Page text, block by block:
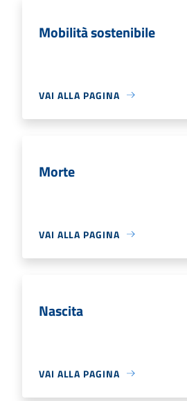
Mobilità sostenibile
VAI ALLA PAGINA
Morte
VAI ALLA PAGINA
Nascita
VAI ALLA PAGINA